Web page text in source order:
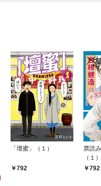
「壇蜜」（１）
792
票読
（１）
792